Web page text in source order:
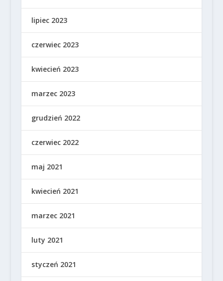
lipiec 2023
czerwiec 2023
kwiecień 2023
marzec 2023
grudzień 2022
czerwiec 2022
maj 2021
kwiecień 2021
marzec 2021
luty 2021
styczeń 2021